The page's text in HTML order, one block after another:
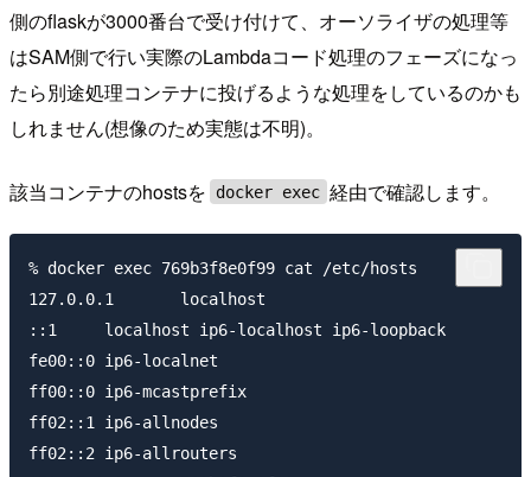
側のflaskが3000番台で受け付けて、オーソライザの処理等
はSAM側で行い実際のLambdaコード処理のフェーズになっ
たら別途処理コンテナに投げるような処理をしているのかも
しれません(想像のため実態は不明)。
該当コンテナのhostsを docker exec 経由で確認します。
% docker exec 769b3f8e0f99 cat /etc/hosts
127.0.0.1	localhost
::1	localhost ip6-localhost ip6-loopback
fe00::0	ip6-localnet
ff00::0	ip6-mcastprefix
ff02::1	ip6-allnodes
ff02::2	ip6-allrouters